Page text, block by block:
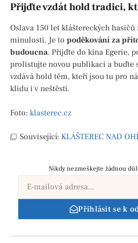
Přijďte vzdát hold tradici,
Oslava 150 let kláštereckých
minulosti. Je to poděkování za
budoucna. Přijďte do kina Egerie,
prolistujte novou publikaci a buďte
vzdává hold těm, kteří jsou tu pro
klidu i v neštěstí.
Foto: klasterec.cz
Související: KLÁŠTEREC NAD
Nikdy nezmeškejte žádnou
Přihlásit se k